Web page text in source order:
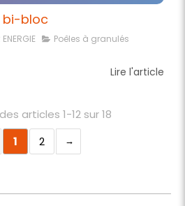
bi-bloc
Poêles à granulés
Lire l'article
articles 1-12 sur 18
1
2